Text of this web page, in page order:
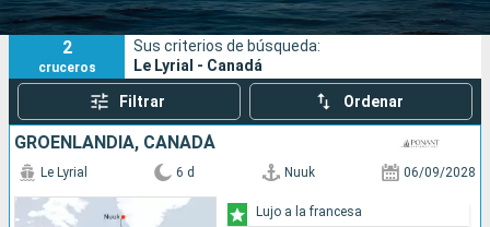
Puertos Compañías
2
cruceros
Sus criterios de búsqueda:
Le Lyrial - Canadá
Filtrar Ordenar
GROENLANDIA, CANADÁ
Le Lyrial 6 d Nuuk 06/09/2028
Lujo a la francesa